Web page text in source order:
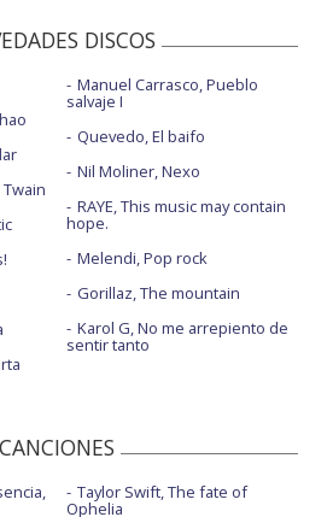
DISCOS
Manuel Carrasco, Pueblo
salvaje I
Quevedo, El baifo
Nil Moliner, Nexo
RAYE, This music may contain
hope.
Melendi, Pop rock
Gorillaz, The mountain
Karol G, No me arrepiento de
sentir tanto
CANCIONES
Taylor Swift, The fate of
Ophelia